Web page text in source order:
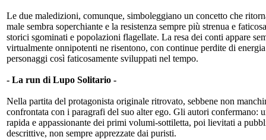
Le due maledizioni, comunque, simboleggiano un concetto che
male sembra soperchiante e la resistenza sempre più strenua e
storici sgominati e popolazioni flagellate. La resa dei conti appare
virtualmente onnipotenti ne risentono, con continue perdite di
personaggi così faticosamente sviluppati nel tempo.
- La run di Lupo Solitario -
Nella partita del protagonista originale ritrovato, sebbene non
confrontata con i paragrafi del suo alter ego. Gli autori confermano:
rapida e appassionante dei primi volumi-sottiletta, poi lievitati a
descrittive, non sempre apprezzate dai puristi.